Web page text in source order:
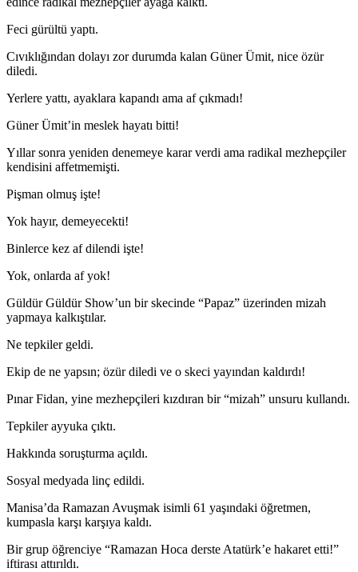
Feci gürültü yaptı.
Cıvıklığından dolayı zor durumda kalan Güner Ümit, nice özür
diledi.
Yerlere yattı, ayaklara kapandı ama af çıkmadı!
Güner Ümit’in meslek hayatı bitti!
Yıllar sonra yeniden denemeye karar verdi ama radikal mezhepçiler
kendisini affetmemişti.
Pişman olmuş işte!
Yok hayır, demeyecekti!
Binlerce kez af dilendi işte!
Yok, onlarda af yok!
Güldür Güldür Show’un bir skecinde “Papaz” üzerinden mizah
yapmaya kalkıştılar.
Ne tepkiler geldi.
Ekip de ne yapsın; özür diledi ve o skeci yayından kaldırdı!
Pınar Fidan, yine mezhepçileri kızdıran bir “mizah” unsuru kullandı.
Tepkiler ayyuka çıktı.
Hakkında soruşturma açıldı.
Sosyal medyada linç edildi.
Manisa’da Ramazan Avuşmak isimli 61 yaşındaki öğretmen,
kumpasla karşı karşıya kaldı.
Bir grup öğrenciye “Ramazan Hoca derste Atatürk’e hakaret etti!”
iftirası attırıldı.